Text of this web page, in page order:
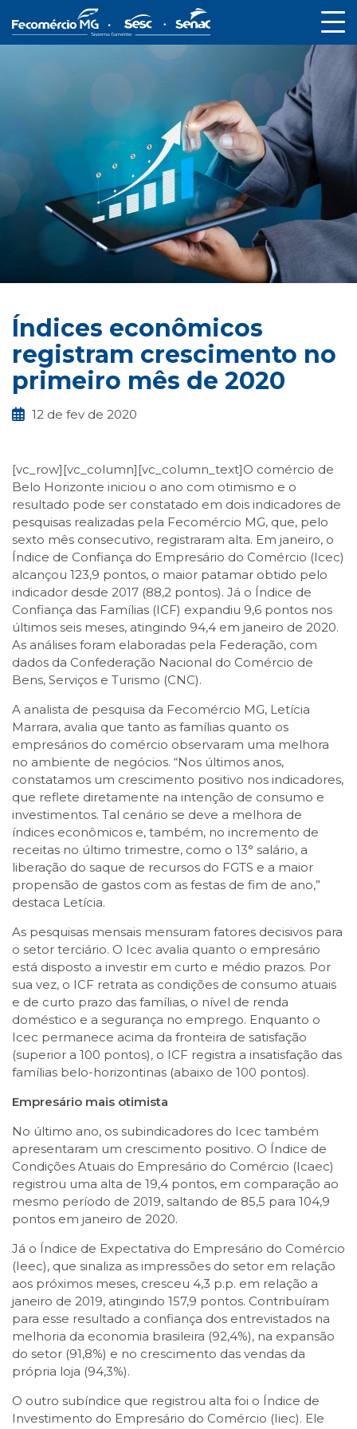
Índices econômicos
registram crescimento no
primeiro mês de 2020
12 de fev de 2020
[vc_row][vc_column][vc_column_text]O comércio de
Belo Horizonte iniciou o ano com otimismo e o
resultado pode ser constatado em dois indicadores de
pesquisas realizadas pela Fecomércio MG, que, pelo
sexto mês consecutivo, registraram alta. Em janeiro, o
Índice de Confiança do Empresário do Comércio (Icec)
alcançou 123,9 pontos, o maior patamar obtido pelo
indicador desde 2017 (88,2 pontos). Já o Índice de
Confiança das Famílias (ICF) expandiu 9,6 pontos nos
últimos seis meses, atingindo 94,4 em janeiro de 2020.
As análises foram elaboradas pela Federação, com
dados da Confederação Nacional do Comércio de
Bens, Serviços e Turismo (CNC).
A analista de pesquisa da Fecomércio MG, Letícia
Marrara, avalia que tanto as famílias quanto os
empresários do comércio observaram uma melhora
no ambiente de negócios. “Nos últimos anos,
constatamos um crescimento positivo nos indicadores,
que reflete diretamente na intenção de consumo e
investimentos. Tal cenário se deve a melhora de
índices econômicos e, também, no incremento de
receitas no último trimestre, como o 13° salário, a
liberação do saque de recursos do FGTS e a maior
propensão de gastos com as festas de fim de ano,”
destaca Letícia.
As pesquisas mensais mensuram fatores decisivos para
o setor terciário. O Icec avalia quanto o empresário
está disposto a investir em curto e médio prazos. Por
sua vez, o ICF retrata as condições de consumo atuais
e de curto prazo das famílias, o nível de renda
doméstico e a segurança no emprego. Enquanto o
Icec permanece acima da fronteira de satisfação
(superior a 100 pontos), o ICF registra a insatisfação das
famílias belo-horizontinas (abaixo de 100 pontos).
Empresário mais otimista
No último ano, os subindicadores do Icec também
apresentaram um crescimento positivo. O Índice de
Condições Atuais do Empresário do Comércio (Icaec)
registrou uma alta de 19,4 pontos, em comparação ao
mesmo período de 2019, saltando de 85,5 para 104,9
pontos em janeiro de 2020.
Já o Índice de Expectativa do Empresário do Comércio
(Ieec), que sinaliza as impressões do setor em relação
aos próximos meses, cresceu 4,3 p.p. em relação a
janeiro de 2019, atingindo 157,9 pontos. Contribuíram
para esse resultado a confiança dos entrevistados na
melhoria da economia brasileira (92,4%), na expansão
do setor (91,8%) e no crescimento das vendas da
própria loja (94,3%).
O outro subíndice que registrou alta foi o Índice de
Investimento do Empresário do Comércio (Iiec). Ele